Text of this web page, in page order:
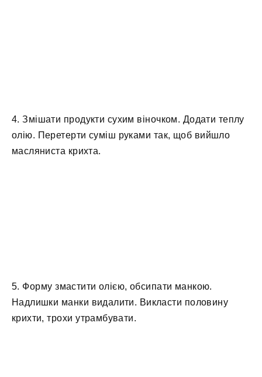
4. Змішати продукти сухим віночком. Додати теплу
олію. Перетерти суміш руками так, щоб вийшло
масляниста крихта.
5. Форму змастити олією, обсипати манкою.
Надлишки манки видалити. Викласти половину
крихти, трохи утрамбувати.